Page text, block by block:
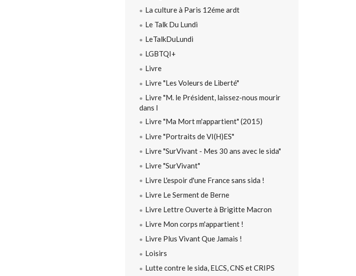
La culture à Paris 12éme ardt
Le Talk Du Lundi
LeTalkDuLundi
LGBTQI+
Livre
Livre "Les Voleurs de Liberté"
Livre "M. le Président, laissez-nous mourir
dans l
Livre "Ma Mort m'appartient" (2015)
Livre "Portraits de VI(H)ES"
Livre "SurVivant - Mes 30 ans avec le sida"
Livre "SurVivant"
Livre L'espoir d'une France sans sida !
Livre Le Serment de Berne
Livre Lettre Ouverte à Brigitte Macron
Livre Mon corps m'appartient !
Livre Plus Vivant Que Jamais !
Loisirs
Lutte contre le sida, ELCS, CNS et CRIPS